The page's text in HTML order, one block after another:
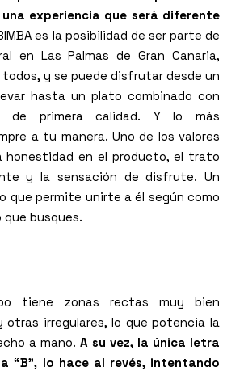
experiencia que será diferente
es la posibilidad de ser parte de
en Las Palmas de Gran Canaria,
y se puede disfrutar desde un
hasta un plato combinado con
de primera calidad. Y lo más
a tu manera. Uno de los valores
honestidad en el producto, el trato
y la sensación de disfrute. Un
que permite unirte a él según como
busques.
tiene zonas rectas muy bien
irregulares, lo que potencia la
a mano. A su vez, la única letra
“B”, lo hace al revés, intentando